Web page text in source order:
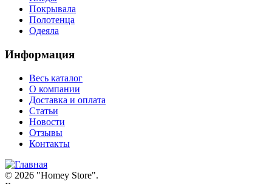
Покрывала
Полотенца
Одеяла
Информация
Весь каталог
О компании
Доставка и оплата
Статьи
Новости
Отзывы
Контакты
© 2026 "Homey Store".